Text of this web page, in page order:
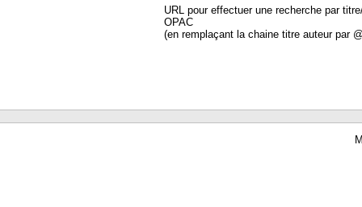
URL pour effectuer une recherche par
OPAC
(en remplaçant la chaine titre auteur par